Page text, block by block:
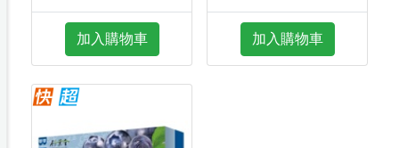
加入購物車 加入購物車